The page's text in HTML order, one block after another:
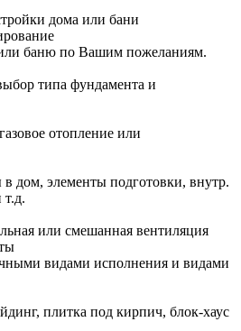
дома или бани
баню по Вашим пожеланиям.
типа фундамента и
отопление или
дом, элементы подготовки, внутр.
т.д.
или смешанная вентиляция
видами исполнения и видами
плитка под кирпич, блок-хаус